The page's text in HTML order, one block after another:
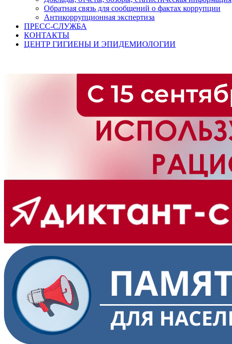
Обратная связь для сообщений о фактах коррупции
Антикоррупционная экспертиза
ПРЕСС-СЛУЖБА
КОНТАКТЫ
ЦЕНТР ГИГИЕНЫ И ЭПИДЕМИОЛОГИИ